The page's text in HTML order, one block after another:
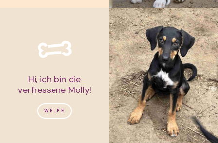
Hi, ich bin die
verfressene Molly!
WELPE